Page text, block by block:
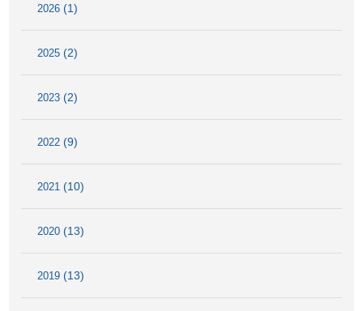
2026(1)
2025(2)
2023(2)
2022(9)
2021(10)
2020(13)
2019(13)